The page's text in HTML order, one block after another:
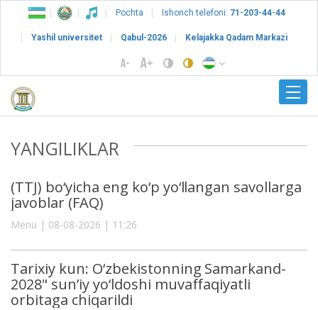
Pochta Ishonch telefoni: 71-203-44-44
Yashil universitet Qabul-2026 Kelajakka Qadam Markazi
YANGILIKLAR
(TTJ) bo‘yicha eng ko‘p yo‘llangan savollarga
javoblar (FAQ)
Menu | 08-08-2026 | 11:26
Tarixiy kun: O‘zbekistonning Samarkand-
2028" sun’iy yo‘ldoshi muvaffaqiyatli
orbitaga chiqarildi